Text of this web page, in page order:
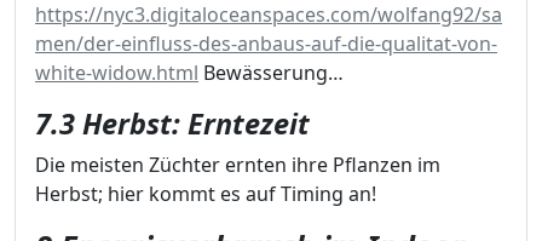
https://nyc3.digitaloceanspaces.com/wolfang92/sa
men/der-einfluss-des-anbaus-auf-die-qualitat-von-
white-widow.html Bewässerung…
7.3 Herbst: Erntezeit
Die meisten Züchter ernten ihre Pflanzen im
Herbst; hier kommt es auf Timing an!